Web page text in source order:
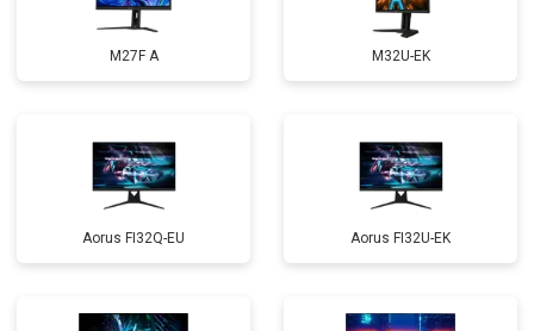
M27F A M32U-EK
Aorus FI32Q-EU Aorus FI32U-EK